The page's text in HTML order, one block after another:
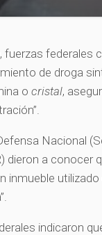
fuerzas
de droga
ocristal,
Nacional
dieron a conocer
inmueble
indicaron